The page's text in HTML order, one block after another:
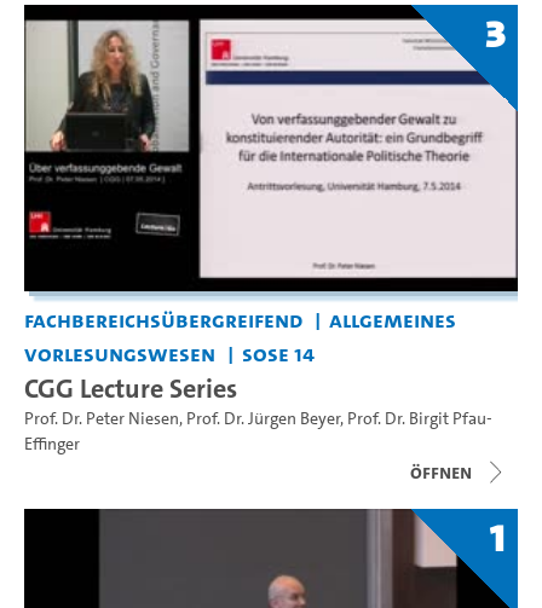
3
Fachbereichsübergreifend
Allgemeines
Vorlesungswesen
SoSe 14
CGG Lecture Series
Prof. Dr. Peter Niesen, Prof. Dr. Jürgen Beyer, Prof. Dr. Birgit Pfau-
Effinger
Öffnen
1